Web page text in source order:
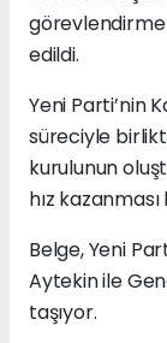
edildi.
Yeni Parti’nin
süreciyle
kurulunun
hız
Belge, Yeni
Aytekin ile
taşıyor.